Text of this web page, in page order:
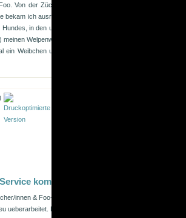
Von der Züchterin war Telefon und Adresse angegeben,
ich ausreichend Informationen und sogar eine
in den unterschiedlichsten Farbvarianten. Durch das
Welpenwunsch erfüllen konnte, incl. einer
Weibchen und beide lieben sich heiss und innig. Bilder
komplett NEU !
innen & Foo-Liebhaber/innen, unser eCard-Service
ueberarbeitet. Die Kartenlayouts erscheinen nun im neuen